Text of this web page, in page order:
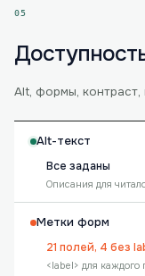
05
Alt, формы, контраст,
Alt-текст
Все заданы
Описания для
Метки форм
21 полей, 4 без
<label> для каждого